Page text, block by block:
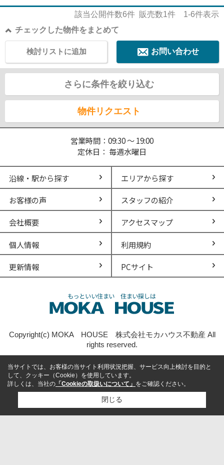
該当公開件数6件 販売数1件 1-6件表示
チェックした物件をまとめて
お問い合わせ
検討リストに追加
さらに条件を絞り込む
物件リクエスト
営業時間：09:30 ～ 19:00
定休日： 毎週水曜日
沿線・駅から探す エリアから探す
お客様の声 スタッフの紹介
会社概要 アクセスマップ
個人情報 利用規約
更新情報 PCサイト
Copyright(c) MOKA HOUSE 株式会社モカハウス不動産 All
rights reserved.
当サイトでは、お客様の当サイト利用状況把握、サービス向上検討を目的と
して、クッキー（Cookie）を使用しています。
詳しくは、当社の 「Cookieの取扱いについて」 をご確認ください。
閉じる